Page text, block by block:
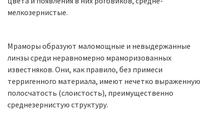
мелкозернистые.
Мраморы образуют маломощные и невыдержанные
линзы среди неравномерно мраморизованных
известняков. Они, как правило, без примеси
терригенного материала, имеют нечетко выраженную
полосчатость (слоистость), преимущественно
среднезернистую структуру.